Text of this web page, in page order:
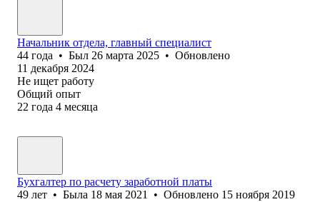
Начальник отдела, главный специалист
44 года • Был 26 марта 2025 • Обновлено
11 декабря 2024
Не ищет работу
Общий опыт
22 года 4 месяца
Бухгалтер по расчету заработной платы
49 лет • Была 18 мая 2021 • Обновлено 15 ноября 2019